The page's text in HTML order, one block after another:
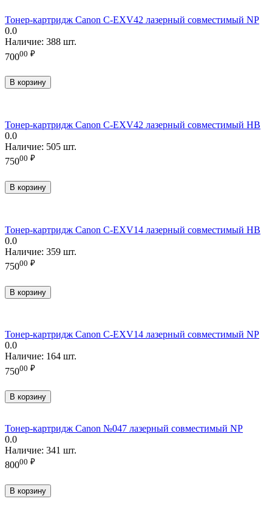
Тонер-картридж Canon C-EXV42 лазерный совместимый NP
0.0
Наличие: 388 шт.
70000 ₽
В корзину
Тонер-картридж Canon C-EXV42 лазерный совместимый HB
0.0
Наличие: 505 шт.
75000 ₽
В корзину
Тонер-картридж Canon C-EXV14 лазерный совместимый HB
0.0
Наличие: 359 шт.
75000 ₽
В корзину
Тонер-картридж Canon C-EXV14 лазерный совместимый NP
0.0
Наличие: 164 шт.
75000 ₽
В корзину
Тонер-картридж Canon №047 лазерный совместимый NP
0.0
Наличие: 341 шт.
80000 ₽
В корзину